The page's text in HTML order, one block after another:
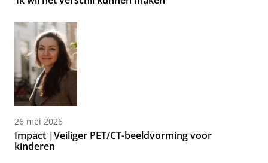
26 mei 2026
Impact |Veiliger PET/CT-beeldvorming voor
kinderen